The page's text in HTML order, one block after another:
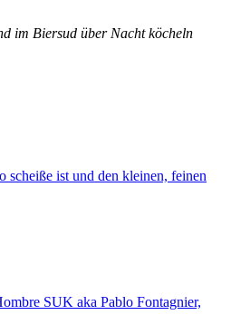
im Biersud über Nacht köcheln
scheiße ist und den kleinen, feinen
SUK aka Pablo Fontagnier,